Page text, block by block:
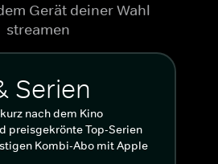
Gerät deiner Wahl
streamen
Serien
nach dem Kino
preisgekrönte Top-Serien
Kombi-Abo mit Apple